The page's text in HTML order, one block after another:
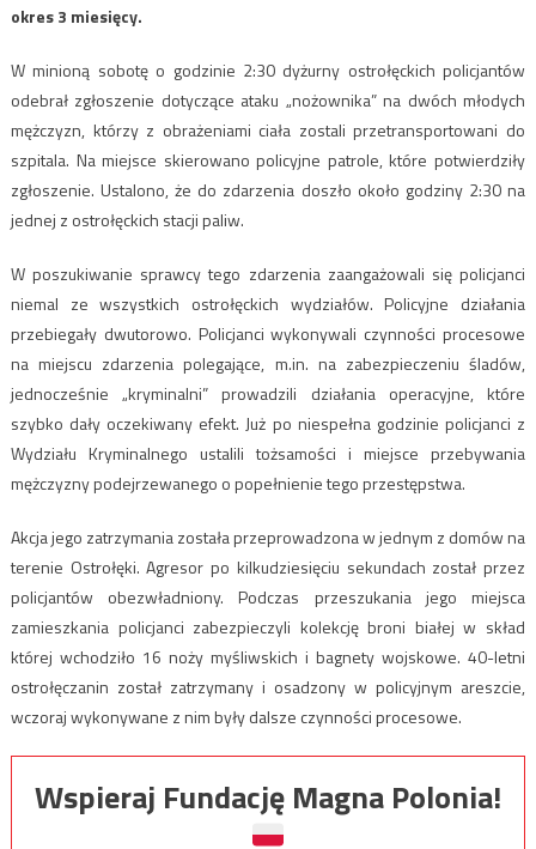
okres 3 miesięcy.
W minioną sobotę o godzinie 2:30 dyżurny ostrołęckich policjantów
odebrał zgłoszenie dotyczące ataku „nożownika” na dwóch młodych
mężczyzn, którzy z obrażeniami ciała zostali przetransportowani do
szpitala. Na miejsce skierowano policyjne patrole, które potwierdziły
zgłoszenie. Ustalono, że do zdarzenia doszło około godziny 2:30 na
jednej z ostrołęckich stacji paliw.
W poszukiwanie sprawcy tego zdarzenia zaangażowali się policjanci
niemal ze wszystkich ostrołęckich wydziałów. Policyjne działania
przebiegały dwutorowo. Policjanci wykonywali czynności procesowe
na miejscu zdarzenia polegające, m.in. na zabezpieczeniu śladów,
jednocześnie „kryminalni” prowadzili działania operacyjne, które
szybko dały oczekiwany efekt. Już po niespełna godzinie policjanci z
Wydziału Kryminalnego ustalili tożsamości i miejsce przebywania
mężczyzny podejrzewanego o popełnienie tego przestępstwa.
Akcja jego zatrzymania została przeprowadzona w jednym z domów na
terenie Ostrołęki. Agresor po kilkudziesięciu sekundach został przez
policjantów obezwładniony. Podczas przeszukania jego miejsca
zamieszkania policjanci zabezpieczyli kolekcję broni białej w skład
której wchodziło 16 noży myśliwskich i bagnety wojskowe. 40-letni
ostrołęczanin został zatrzymany i osadzony w policyjnym areszcie,
wczoraj wykonywane z nim były dalsze czynności procesowe.
Wspieraj Fundację Magna Polonia!